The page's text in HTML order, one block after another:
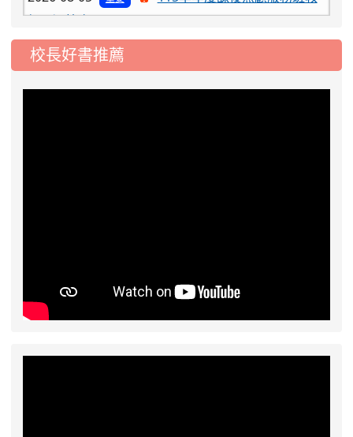
態編班結果公告
校長好書推薦